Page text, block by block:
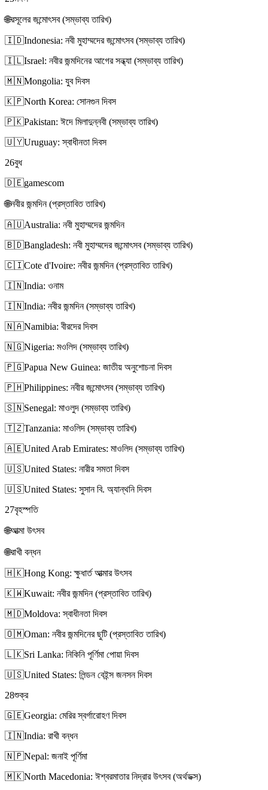
🌐রসূলের জন্মোৎসব (সম্ভাব্য তারিখ)
🇮🇩Indonesia: নবী মুহাম্মদের জন্মোৎসব (সম্ভাব্য তারিখ)
🇮🇱Israel: নবীর জন্মদিনের আগের সন্ধ্যা (সম্ভাব্য তারিখ)
🇲🇳Mongolia: যুব দিবস
🇰🇵North Korea: সোনগুন দিবস
🇵🇰Pakistan: ঈদে মিলাদুন্নবী (সম্ভাব্য তারিখ)
🇺🇾Uruguay: স্বাধীনতা দিবস
26বুধ
🇩🇪gamescom
🌐নবীর জন্মদিন (প্রস্তাবিত তারিখ)
🇦🇺Australia: নবী মুহাম্মদের জন্মদিন
🇧🇩Bangladesh: নবী মুহাম্মদের জন্মোৎসব (সম্ভাব্য তারিখ)
🇨🇮Cote d'Ivoire: নবীর জন্মদিন (প্রস্তাবিত তারিখ)
🇮🇳India: ওনাম
🇮🇳India: নবীর জন্মদিন (সম্ভাব্য তারিখ)
🇳🇦Namibia: বীরদের দিবস
🇳🇬Nigeria: মওলিদ (সম্ভাব্য তারিখ)
🇵🇬Papua New Guinea: জাতীয় অনুশোচনা দিবস
🇵🇭Philippines: নবীর জন্মোৎসব (সম্ভাব্য তারিখ)
🇸🇳Senegal: মাওলুদ (সম্ভাব্য তারিখ)
🇹🇿Tanzania: মাওলিদ (সম্ভাব্য তারিখ)
🇦🇪United Arab Emirates: মাওলিদ (সম্ভাব্য তারিখ)
🇺🇸United States: নারীর সমতা দিবস
🇺🇸United States: সুসান বি. অ্যান্থনি দিবস
27বৃহস্পতি
🌐আত্মা উৎসব
🌐রাখী বন্ধন
🇭🇰Hong Kong: ক্ষুধার্ত আত্মার উৎসব
🇰🇼Kuwait: নবীর জন্মদিন (প্রস্তাবিত তারিখ)
🇲🇩Moldova: স্বাধীনতা দিবস
🇴🇲Oman: নবীর জন্মদিনের ছুটি (প্রস্তাবিত তারিখ)
🇱🇰Sri Lanka: নিকিনি পূর্ণিমা পোয়া দিবস
🇺🇸United States: লিন্ডন বেইন্স জনসন দিবস
28শুক্র
🇬🇪Georgia: মেরির স্বর্গারোহণ দিবস
🇮🇳India: রাখী বন্ধন
🇳🇵Nepal: জনাই পূর্ণিমা
🇲🇰North Macedonia: ঈশ্বরমাতার নিদ্রার উৎসব (অর্থডক্স)